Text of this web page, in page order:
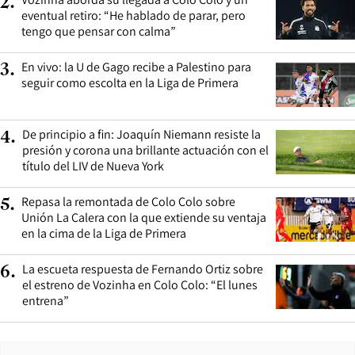
eventual retiro: “He hablado de parar, pero
tengo que pensar con calma”
3. En vivo: la U de Gago recibe a Palestino para
seguir como escolta en la Liga de Primera
4. De principio a fin: Joaquín Niemann resiste la
presión y corona una brillante actuación con el
título del LIV de Nueva York
5. Repasa la remontada de Colo Colo sobre
Unión La Calera con la que extiende su ventaja
en la cima de la Liga de Primera
6. La escueta respuesta de Fernando Ortiz sobre
el estreno de Vozinha en Colo Colo: “El lunes
entrena”